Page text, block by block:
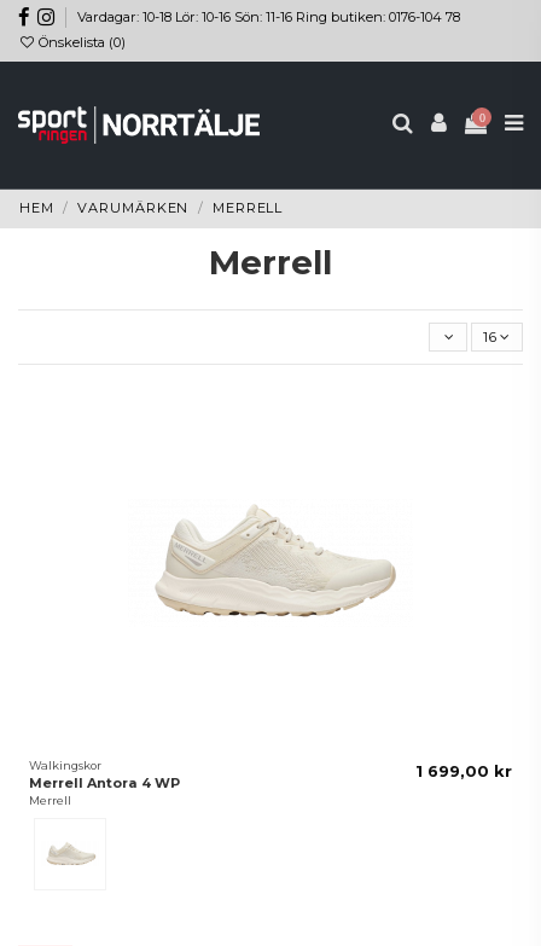
Vardagar: 10-18 Lör: 10-16 Sön: 11-16 Ring butiken: 0176-104 78
Önskelista (0)
0
HEM VARUMÄRKEN MERRELL
Merrell
16
Walkingskor
Merrell Antora 4 WP
Merrell
1 699,00 kr